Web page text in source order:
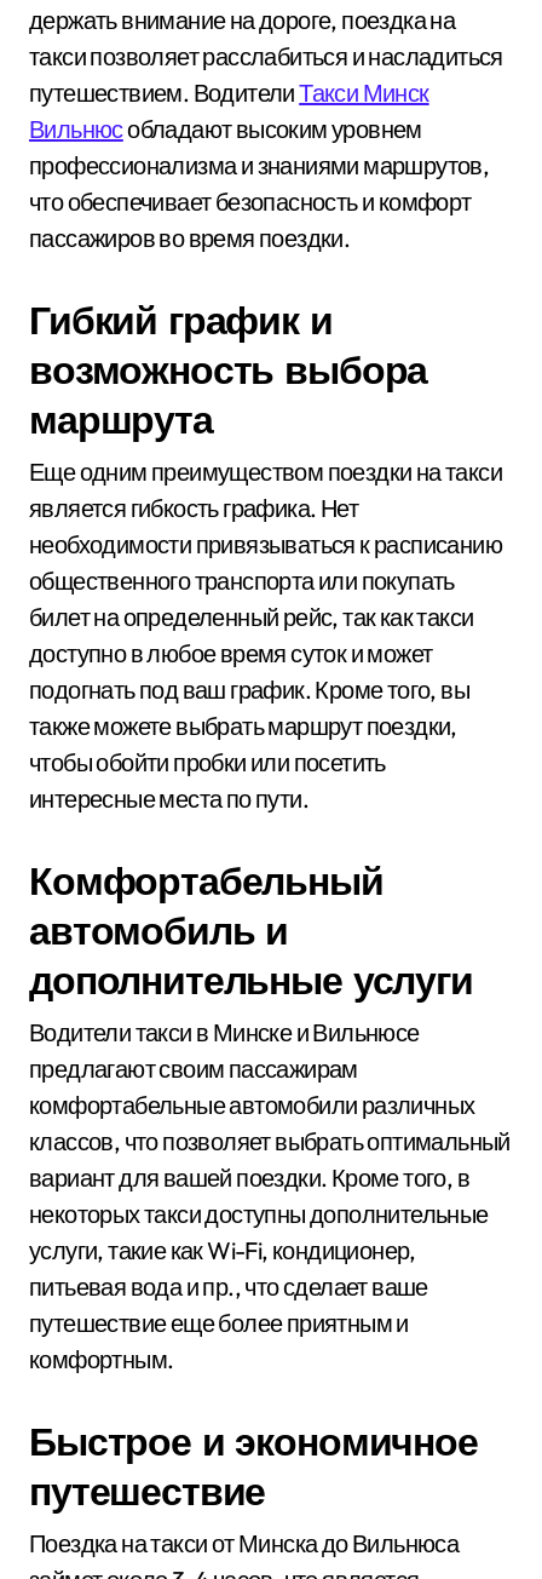
держать внимание на дороге, поездка на
такси позволяет расслабиться и насладиться
путешествием. ВодителиТакси Минск
Вильнюсобладают высоким уровнем
профессионализма и знаниями маршрутов,
что обеспечивает безопасность и комфорт
пассажиров во время поездки.
Гибкий график и
возможность выбора
маршрута
Еще одним преимуществом поездки на такси
является гибкость графика. Нет
необходимости привязываться к расписанию
общественного транспорта или покупать
билет на определенный рейс, так как такси
доступно в любое время суток и может
подогнать под ваш график. Кроме того, вы
также можете выбрать маршрут поездки,
чтобы обойти пробки или посетить
интересные места по пути.
Комфортабельный
автомобиль и
дополнительные услуги
Водители такси в Минске и Вильнюсе
предлагают своим пассажирам
комфортабельные автомобили различных
классов, что позволяет выбрать оптимальный
вариант для вашей поездки. Кроме того, в
некоторых такси доступны дополнительные
услуги, такие как Wi-Fi, кондиционер,
питьевая вода и пр., что сделает ваше
путешествие еще более приятным и
комфортным.
Быстрое и экономичное
путешествие
Поездка на такси от Минска до Вильнюса